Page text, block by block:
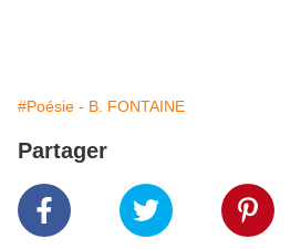
#Poésie - B. FONTAINE
Partager